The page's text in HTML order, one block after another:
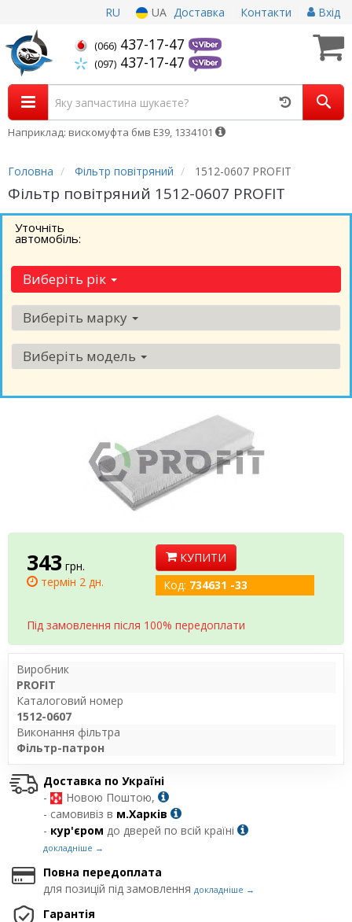
RU UA Доставка Контакти Вхід
(066) 437-17-47
(097) 437-17-47
Наприклад: вискомуфта бмв Е39, 1334101
Головна Фільтр повітряний 1512-0607 PROFIT
Фільтр повітряний 1512-0607 PROFIT
Уточніть
автомобіль:
Виберіть рік
Виберіть марку
Виберіть модель
343 грн.
термін 2 дн.
КУПИТИ
Код: 734631 -33
Під замовлення після 100% передоплати
Виробник
PROFIT
Каталоговий номер
1512-0607
Виконання фільтра
Фільтр-патрон
Доставка по Україні
-
Новою Поштою,
- самовивіз в м.Харків
- кур'єром до дверей по всій країні
докладніше →
Повна передоплата
для позицій під замовлення докладніше →
Гарантія